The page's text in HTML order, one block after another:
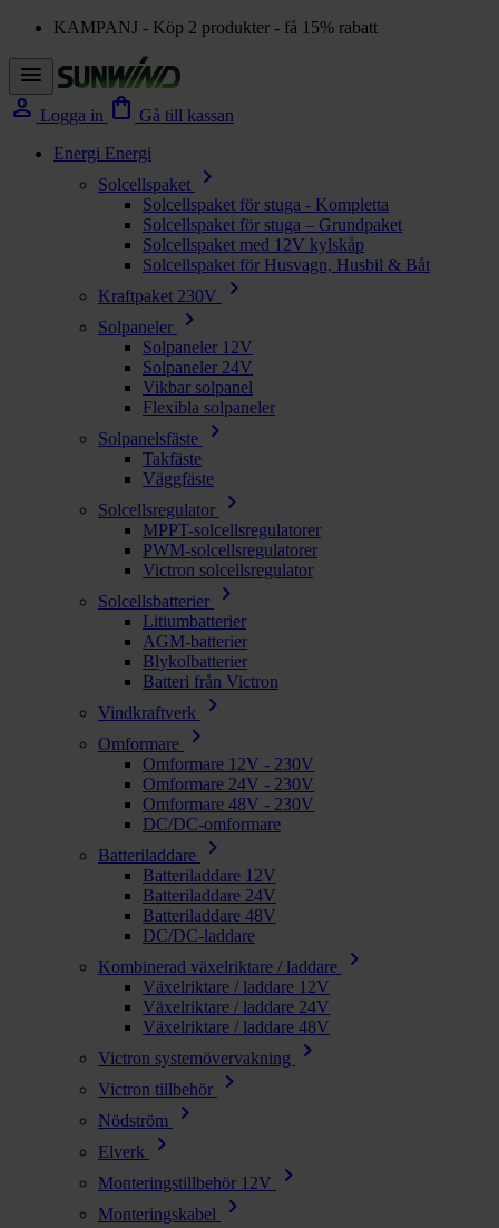
KAMPANJ - Köp 2 produkter - få 15% rabatt
menu
person Logga in shopping_bag Gå till kassan
Energi Energi
Solcellspaket
chevron_right
Solcellspaket för stuga - Kompletta
Solcellspaket för stuga – Grundpaket
Solcellspaket med 12V kylskåp
Solcellspaket för Husvagn, Husbil & Båt
Kraftpaket 230V
chevron_right
Solpaneler chevron_right
Solpaneler 12V
Solpaneler 24V
Vikbar solpanel
Flexibla solpaneler
Solpanelsfäste
chevron_right
Takfäste
Väggfäste
Solcellsregulator
chevron_right
MPPT-solcellsregulatorer
PWM-solcellsregulatorer
Victron solcellsregulator
Solcellsbatterier
chevron_right
Litiumbatterier
AGM-batterier
Blykolbatterier
Batteri från Victron
Vindkraftverk
chevron_right
Omformare chevron_right
Omformare 12V - 230V
Omformare 24V - 230V
Omformare 48V - 230V
DC/DC-omformare
Batteriladdare
chevron_right
Batteriladdare 12V
Batteriladdare 24V
Batteriladdare 48V
DC/DC-laddare
Kombinerad växelriktare / laddare
chevron_right
Växelriktare / laddare 12V
Växelriktare / laddare 24V
Växelriktare / laddare 48V
Victron systemövervakning
chevron_right
Victron tillbehör chevron_right
Nödström chevron_right
Elverk chevron_right
Monteringstillbehör 12V chevron_right
Monteringskabel chevron_right